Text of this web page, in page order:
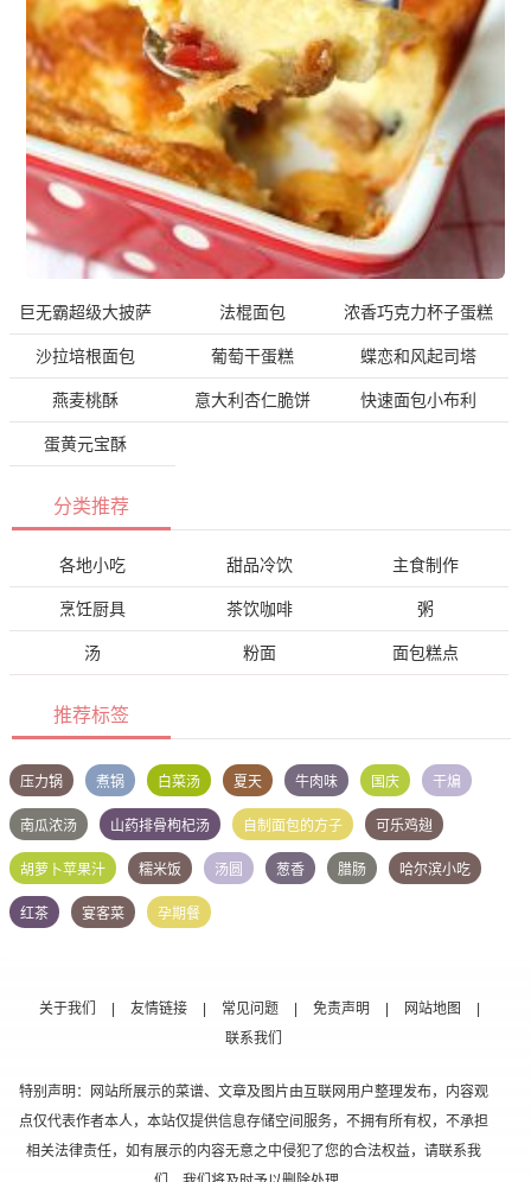
巨无霸超级大披萨 法棍面包 浓香巧克力杯子蛋糕
沙拉培根面包 葡萄干蛋糕 蝶恋和风起司塔
燕麦桃酥 意大利杏仁脆饼 快速面包小布利
蛋黄元宝酥
分类推荐
各地小吃 甜品冷饮 主食制作
烹饪厨具 茶饮咖啡 粥
汤 粉面 面包糕点
推荐标签
压力锅 煮锅 白菜汤 夏天 牛肉味 国庆 干煸
南瓜浓汤 山药排骨枸杞汤 自制面包的方子 可乐鸡翅
胡萝卜苹果汁 糯米饭 汤圆 葱香 腊肠 哈尔滨小吃
红茶 宴客菜 孕期餐
关于我们 | 友情链接 | 常见问题 | 免责声明 | 网站地图
|
联系我们
特别声明：网站所展示的菜谱、文章及图片由互联网用户整理发布，内容观
点仅代表作者本人，本站仅提供信息存储空间服务，不拥有所有权，不承担
相关法律责任，如有展示的内容无意之中侵犯了您的合法权益，请联系我